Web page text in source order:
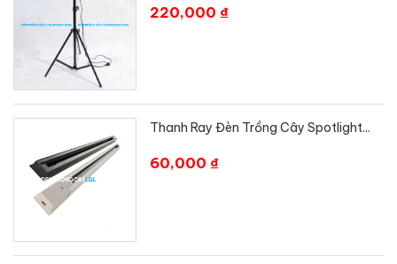
220,000 ₫
Thanh Ray Đèn Trồng Cây Spotlight...
60,000 ₫